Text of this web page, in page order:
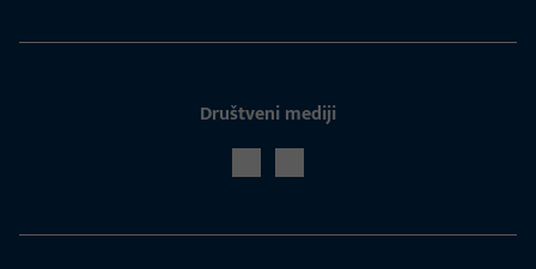
Društveni mediji